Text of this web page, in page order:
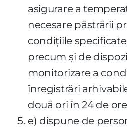
asigurare a
necesare păstrării
condiţiile
precum şi de
monitorizare a
înregistrări
două ori în 24 de
e) dispune de